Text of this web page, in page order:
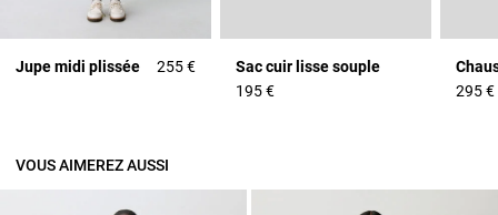
Jupe midi plissée 255 €
Sac cuir lisse souple
195 €
295 €
VOUS AIMEREZ AUSSI